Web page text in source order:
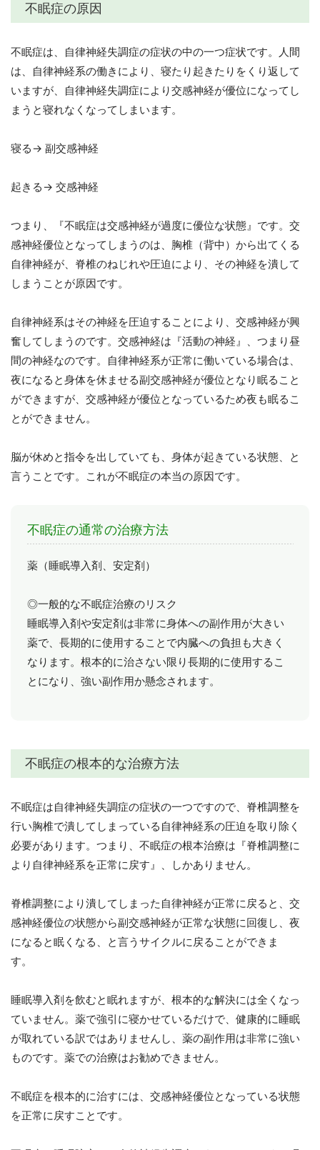
不眠症の原因
不眠症は、自律神経失調症の症状の中の一つ症状です。人間
は、自律神経系の働きにより、寝たり起きたりをくり返して
いますが、自律神経失調症により交感神経が優位になってし
まうと寝れなくなってしまいます。
寝る→ 副交感神経
起きる→ 交感神経
つまり、『不眠症は交感神経が過度に優位な状態』です。交
感神経優位となってしまうのは、胸椎（背中）から出てくる
自律神経が、脊椎のねじれや圧迫により、その神経を潰して
しまうことが原因です。
自律神経系はその神経を圧迫することにより、交感神経が興
奮してしまうのです。交感神経は『活動の神経』、つまり昼
間の神経なのです。自律神経系が正常に働いている場合は、
夜になると身体を休ませる副交感神経が優位となり眠ること
ができますが、交感神経が優位となっているため夜も眠るこ
とができません。
脳が休めと指令を出していても、身体が起きている状態、と
言うことです。これが不眠症の本当の原因です。
不眠症の通常の治療方法
薬（睡眠導入剤、安定剤）
◎一般的な不眠症治療のリスク
睡眠導入剤や安定剤は非常に身体への副作用が大きい
薬で、長期的に使用することで内臓への負担も大きく
なります。根本的に治さない限り長期的に使用するこ
とになり、強い副作用か懸念されます。
不眠症の根本的な治療方法
不眠症は自律神経失調症の症状の一つですので、脊椎調整を
行い胸椎で潰してしまっている自律神経系の圧迫を取り除く
必要があります。つまり、不眠症の根本治療は『脊椎調整に
より自律神経系を正常に戻す』、しかありません。
脊椎調整により潰してしまった自律神経が正常に戻ると、交
感神経優位の状態から副交感神経が正常な状態に回復し、夜
になると眠くなる、と言うサイクルに戻ることができま
す。
睡眠導入剤を飲むと眠れますが、根本的な解決には全くなっ
ていません。薬で強引に寝かせているだけで、健康的に睡眠
が取れている訳ではありませんし、薬の副作用は非常に強い
ものです。薬での治療はお勧めできません。
不眠症を根本的に治すには、交感神経優位となっている状態
を正常に戻すことです。